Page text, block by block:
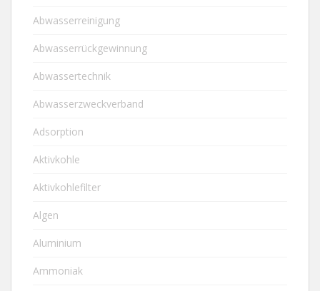
Abwasserreinigung
Abwasserrückgewinnung
Abwassertechnik
Abwasserzweckverband
Adsorption
Aktivkohle
Aktivkohlefilter
Algen
Aluminium
Ammoniak